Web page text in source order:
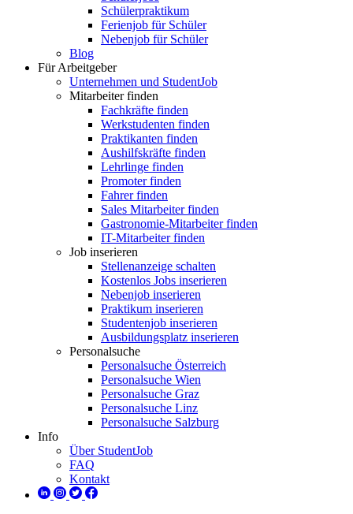
Schülerpraktikum
Ferienjob für Schüler
Nebenjob für Schüler
Blog
Für Arbeitgeber
Unternehmen und StudentJob
Mitarbeiter finden
Fachkräfte finden
Werkstudenten finden
Praktikanten finden
Aushilfskräfte finden
Lehrlinge finden
Promoter finden
Fahrer finden
Sales Mitarbeiter finden
Gastronomie-Mitarbeiter finden
IT-Mitarbeiter finden
Job inserieren
Stellenanzeige schalten
Kostenlos Jobs inserieren
Nebenjob inserieren
Praktikum inserieren
Studentenjob inserieren
Ausbildungsplatz inserieren
Personalsuche
Personalsuche Österreich
Personalsuche Wien
Personalsuche Graz
Personalsuche Linz
Personalsuche Salzburg
Info
Über StudentJob
FAQ
Kontakt